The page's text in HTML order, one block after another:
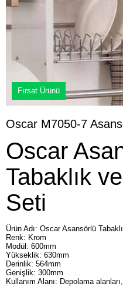
Fırsat Ürünü
Oscar M7050-7
Oscar
Tabaklık
Seti
Ürün Adı: Oscar Asansörlü
Renk: Krom
Modül: 600mm
Yükseklik: 630mm
Derinlik: 564mm
Genişlik: 300mm
Kullanım Alanı: Depolama